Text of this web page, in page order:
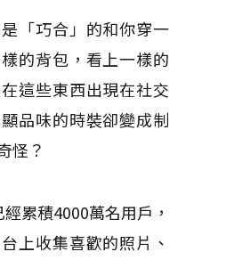
「巧合」的和你穿一
的背包，看上一樣的
這些東西出現在社交
品味的時裝卻變成制
怪？
累積4000萬名用戶，
上收集喜歡的照片、